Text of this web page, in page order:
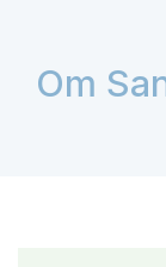
Om